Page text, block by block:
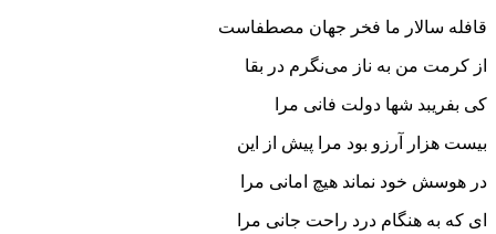
قافله سالار ما فخر جهان مصطفاست
از کرمت من به ناز می‌نگرم در بقا
کی بفریبد شها دولت فانی مرا
بیست هزار آرزو بود مرا پیش از این
در هوسش خود نماند هیچ امانی مرا
ای که به هنگام درد راحت جانی مرا